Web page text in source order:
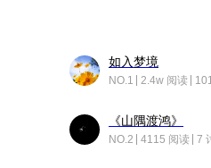
如入梦境
NO.1 2.4w 阅读
《山隅渡鸿》
NO.2 4115 阅读 7